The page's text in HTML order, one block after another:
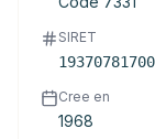
SIRET
Cree en
1968